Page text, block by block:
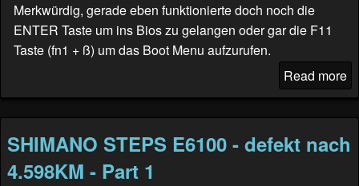
Merkwürdig, gerade eben funktionierte doch noch die
ENTER Taste um ins Bios zu gelangen oder gar die F11
Taste (fn1 + ß) um das Boot Menu aufzurufen.
Read more
SHIMANO STEPS E6100 - defekt nach
4.598KM - Part 1